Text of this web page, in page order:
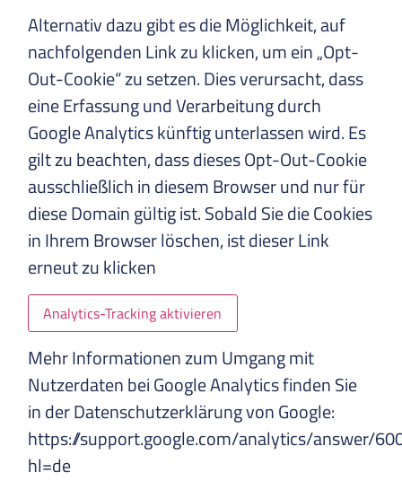
Alternativ dazu gibt es die Möglichkeit, auf
nachfolgenden Link zu klicken, um ein „Opt-
Out-Cookie“ zu setzen. Dies verursacht, dass
eine Erfassung und Verarbeitung durch
Google Analytics künftig unterlassen wird. Es
gilt zu beachten, dass dieses Opt-Out-Cookie
ausschließlich in diesem Browser und nur für
diese Domain gültig ist. Sobald Sie die Cookies
in Ihrem Browser löschen, ist dieser Link
erneut zu klicken
Analytics-Tracking aktivieren
Mehr Informationen zum Umgang mit
Nutzerdaten bei Google Analytics finden Sie
in der Datenschutzerklärung von Google:
https://support.google.com/analytics/answer/
hl=de